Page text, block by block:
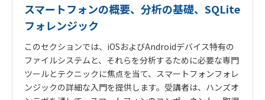
スマートフォンの概要、分析の基礎、SQLite
フォレンジック
このセクションでは、 iOSおよびAndroidデバイス特有の
ファイルシステムと、それらを分析するために必要な専門
ツールとテクニックに焦点を当て、スマートフォンフォレ
ンジックの詳細な入門を提供します。受講者は、ハンズオ